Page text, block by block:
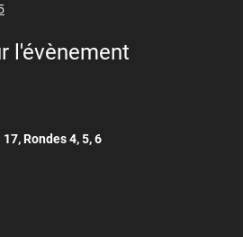
l'évènement
17, Rondes 4, 5, 6